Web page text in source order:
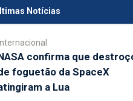
Notícias
Internacional
confirma que
foguetão da SpaceX
a Lua